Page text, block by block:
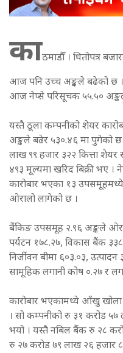
काठमाडौँ । धितोपत्र
आज पनि उच्च अङ्कले बढेको छ ।
आज नेप्से परिसूचक ५५.५०
यस्तै ठूला कम्पनीको शेयर
अङ्कले बढेर ५३०.४६ मा पुगेको
लाख ९९ हजार ३२२ कित्ता
४९३ मूल्यमा खरिद बिक्री भए
कारोबार भएका १३
ओरालो लागेको छ ।
बैंकिङ उपसमूह २.९६ अङ्कले
पर्यटन १७८.२७, विकास बैंक
निर्जीवन बीमा ६०३.०३,
सामूहिक लगानी कोष ०.२७ र
कारोबार भएकामध्ये आँखु खोला
। सो कम्पनीको रु ३१ करोड ५७
भयो । यस्तै नबिल बैंक रु २८
रु २७ करोड ७९ लाख २६ हजार